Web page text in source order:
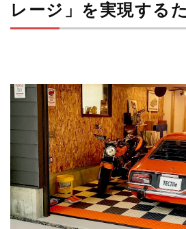
レージ」を実現する